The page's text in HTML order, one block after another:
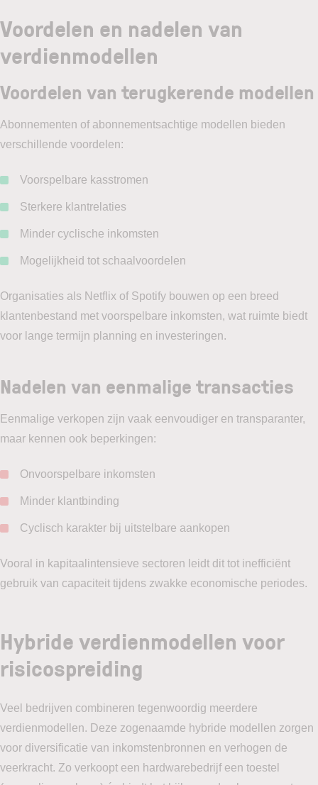
Voordelen en nadelen van
verdienmodellen
Voordelen van terugkerende modellen
Abonnementen of abonnementsachtige modellen bieden
verschillende voordelen:
Voorspelbare kasstromen
Sterkere klantrelaties
Minder cyclische inkomsten
Mogelijkheid tot schaalvoordelen
Organisaties als Netflix of Spotify bouwen op een breed
klantenbestand met voorspelbare inkomsten, wat ruimte biedt
voor lange termijn planning en investeringen.
Nadelen van eenmalige transacties
Eenmalige verkopen zijn vaak eenvoudiger en transparanter,
maar kennen ook beperkingen:
Onvoorspelbare inkomsten
Minder klantbinding
Cyclisch karakter bij uitstelbare aankopen
Vooral in kapitaalintensieve sectoren leidt dit tot inefficiënt
gebruik van capaciteit tijdens zwakke economische periodes.
Hybride verdienmodellen voor
risicospreiding
Veel bedrijven combineren tegenwoordig meerdere
verdienmodellen. Deze zogenaamde hybride modellen zorgen
voor diversificatie van inkomstenbronnen en verhogen de
veerkracht. Zo verkoopt een hardwarebedrijf een toestel